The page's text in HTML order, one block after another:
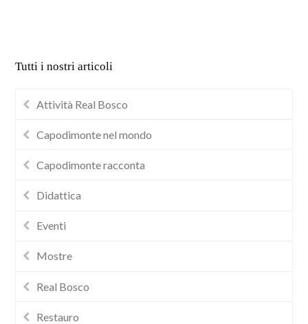
Tutti i nostri articoli
Attività Real Bosco
Capodimonte nel mondo
Capodimonte racconta
Didattica
Eventi
Mostre
Real Bosco
Restauro